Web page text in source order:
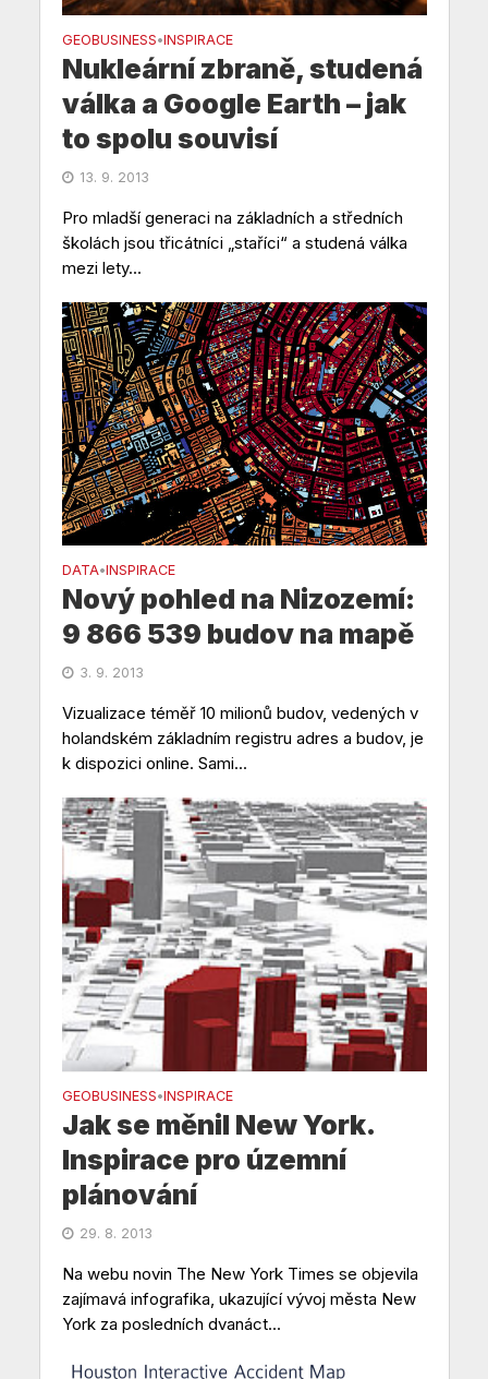
GEOBUSINESS•INSPIRACE
Nukleární zbraně, studená
válka a Google Earth – jak
to spolu souvisí
13. 9. 2013
Pro mladší generaci na základních a středních
školách jsou třicátníci „staříci“ a studená válka
mezi lety...
DATA•INSPIRACE
Nový pohled na Nizozemí:
9 866 539 budov na mapě
3. 9. 2013
Vizualizace téměř 10 milionů budov, vedených v
holandském základním registru adres a budov, je
k dispozici online. Sami...
GEOBUSINESS•INSPIRACE
Jak se měnil New York.
Inspirace pro územní
plánování
29. 8. 2013
Na webu novin The New York Times se objevila
zajímavá infografika, ukazující vývoj města New
York za posledních dvanáct...